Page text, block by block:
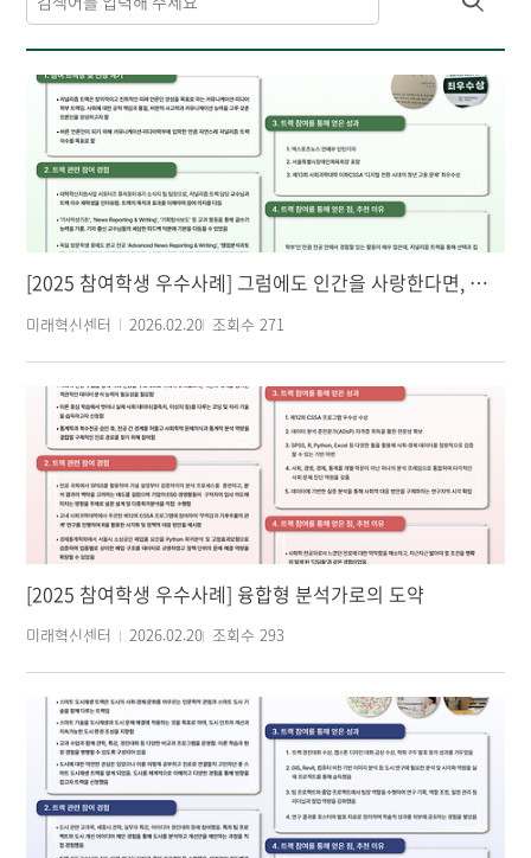
[2025 참여학생 우수사례] 그럼에도 인간을 사랑한다면, 저널리즘!
미래혁신센터 2026.02.20 조회수 271
[2025 참여학생 우수사례] 융합형 분석가로의 도약
미래혁신센터 2026.02.20 조회수 293